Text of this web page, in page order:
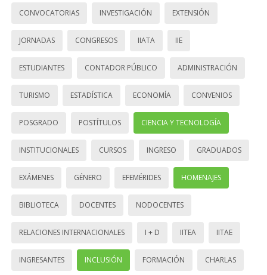
CONVOCATORIAS INVESTIGACIÓN EXTENSIÓN
JORNADAS CONGRESOS IIATA IIE
ESTUDIANTES CONTADOR PÚBLICO ADMINISTRACIÓN
TURISMO ESTADÍSTICA ECONOMÍA CONVENIOS
POSGRADO POSTÍTULOS CIENCIA Y TECNOLOGÍA
INSTITUCIONALES CURSOS INGRESO GRADUADOS
EXÁMENES GÉNERO EFEMÉRIDES HOMENAJES
BIBLIOTECA DOCENTES NODOCENTES
RELACIONES INTERNACIONALES I + D IITEA IITAE
INGRESANTES INCLUSIÓN FORMACIÓN CHARLAS